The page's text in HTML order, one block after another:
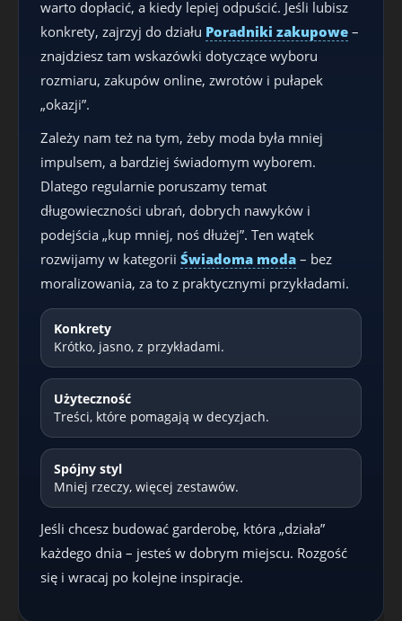
warto dopłacić, a kiedy lepiej odpuścić. Jeśli lubisz
konkrety, zajrzyj do działu Poradniki zakupowe –
znajdziesz tam wskazówki dotyczące wyboru
rozmiaru, zakupów online, zwrotów i pułapek
„okazji”.
Zależy nam też na tym, żeby moda była mniej
impulsem, a bardziej świadomym wyborem.
Dlatego regularnie poruszamy temat
długowieczności ubrań, dobrych nawyków i
podejścia „kup mniej, noś dłużej”. Ten wątek
rozwijamy w kategorii Świadoma moda – bez
moralizowania, za to z praktycznymi przykładami.
Konkrety
Krótko, jasno, z przykładami.
Użyteczność
Treści, które pomagają w decyzjach.
Spójny styl
Mniej rzeczy, więcej zestawów.
Jeśli chcesz budować garderobę, która „działa”
każdego dnia – jesteś w dobrym miejscu. Rozgość
się i wracaj po kolejne inspiracje.